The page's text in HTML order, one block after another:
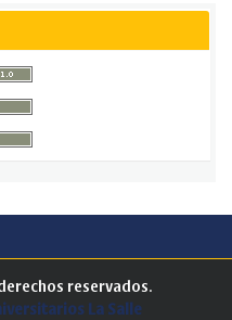
reservados.
La Salle